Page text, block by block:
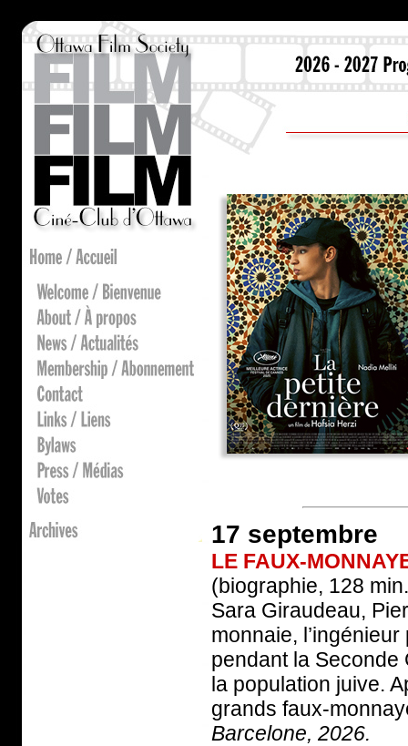
17 septembre
LE FAUX-
(biographie, 128
Sara Giraudeau,
monnaie,
pendant la Seconde
la population juive.
grands faux-
Barcelone, 2026.